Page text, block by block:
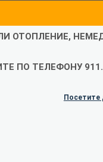
ОТОПЛЕНИЕ,
ПО ТЕЛЕФОНУ 911.
Посетите